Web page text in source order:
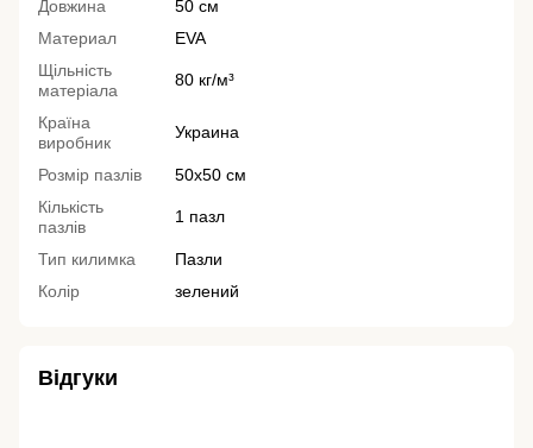
Довжина
50 см
Материал
EVA
Щільність
матеріала
80 кг/м³
Країна
виробник
Украина
Розмір пазлів
50х50 см
Кількість
пазлів
1 пазл
Тип килимка
Пазли
Колір
зелений
Відгуки